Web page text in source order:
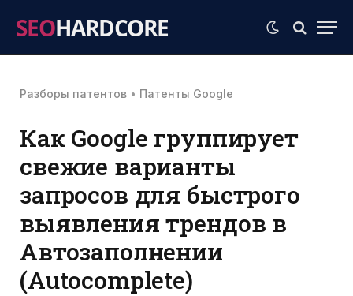
SEOHARDCORE
Разборы патентов • Патенты Google
Как Google группирует
свежие варианты
запросов для быстрого
выявления трендов в
Автозаполнении
(Autocomplete)